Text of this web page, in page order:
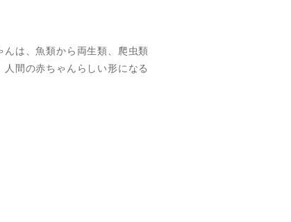
は、魚類から両生類、爬虫類
間の赤ちゃんらしい形になる